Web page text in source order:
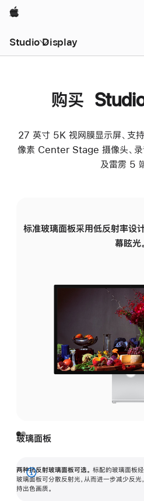
Apple
Studio Display
购买
27 英寸 5K 视网膜显示屏、支
像素 Center Stage 摄像头、录
及雷雳 5
标准玻璃面板采用低反射率设
幕眩光。
玻璃面板
两种抗反射玻璃面板可选。 标配的玻璃面板
玻璃面板可分散反射光，从而进一步减少反
持出色画质。
展
开